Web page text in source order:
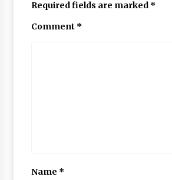
Required fields are marked *
Comment *
Name *